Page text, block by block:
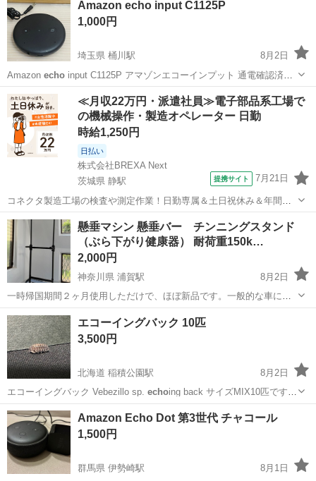
Amazon echo input C1125P
1,000円
埼玉県 桶川駅
8月2日
Amazon echoinput C1125P アマゾンエコーインプット 通電確認済み
スピーカー、タイプBコードは100均で購入したものです。 不要ならば
廃棄します。 傷、汚れなどは多少ございます。 ノークレームノ...
埼玉 上尾市 桶川駅 家電
≪月収22万円・派遣社員≫電子部品系工場で
の機械操作・製造オペレーター 日勤
時給1,250円
日払い
株式会社BREXA Next
茨城県 静駅
提携サイト 7月21日
コネクタ製造工場の検査や測定作業！日勤専属＆土日祝休み＆年間休
日128日★クリーンルーム内作業★マイカー通勤OK＆無料駐車場あり
★就業先食堂利用可！日払い制度あり！《茨城県常陸大宮市》 人気の
工場のお仕事 ◇コネクタ製造工...
茨城 常陸大宮市 その他
懸垂マシン 懸垂バー チンニングスタンド
（ぶら下がり健康器） 耐荷重150k…
2,000円
神奈川県 浦賀駅
8月2日
一時帰国期間２ヶ月使用しただけで、ほぼ新品です。一般的な車に乗
せられる様にある程度解体してお渡し出来ます。詳細はこちらでご確
認ください。https://www.amazon.co.jp/dp/B0D2R875B7?tag=c...
神奈川 横須賀市 浦賀駅 フィットネス、トレーニング
チンニング
エコーイングバック 10匹
3,500円
北海道 稲積公園駅
8月2日
エコーイングバック Vebezillo sp. echoing back サイズMIX10匹です。
ギラギラ輝いた綺麗なダンゴムシです。 繁殖するまでけっこう時間が
かかりましたが増え始めるとどんどん産んでくれます。 生体や...
北海道 札幌市 その他 ダンゴムシ
Amazon Echo Dot 第3世代 チャコール
1,500円
群馬県 伊勢崎駅
8月1日